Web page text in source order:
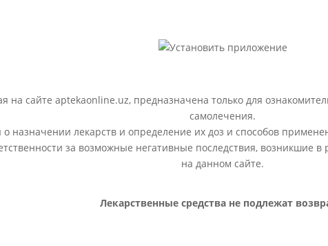
на сайте aptekaonline.uz, предназначена только для
самолечения.
назначении лекарств и определение их доз и способов
за возможные негативные последствия, возникшие
на данном сайте.
Лекарственные средства не подлежат